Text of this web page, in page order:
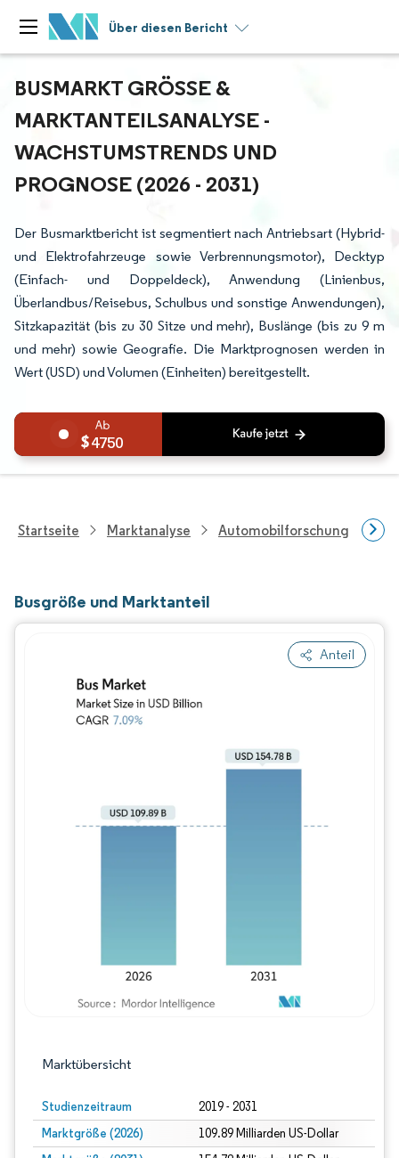
Über diesen Bericht
BUSMARKT GRÖSSE & M
ARKTANTEILSANALYSE - W
ACHSTUMSTRENDS UND P
ROGNOSE (2026 - 2031)
Der Busmarktbericht ist segmentiert nach Antriebsart (Hybrid-
und Elektrofahrzeuge sowie Verbrennungsmotor), Decktyp
(Einfach- und Doppeldeck), Anwendung (Linienbus,
Überlandbus/Reisebus, Schulbus und sonstige Anwendungen),
Sitzkapazität (bis zu 30 Sitze und mehr), Buslänge (bis zu 9 m
und mehr) sowie Geografie. Die Marktprognosen werden in
Wert (USD) und Volumen (Einheiten) bereitgestellt.
4750
Startseite Marktanalyse Automobilforschung
Busgröße und Marktanteil
Anteil
Marktübersicht
Studienzeitraum 2019 - 2031
Marktgröße (2026) 109.89 Milliarden US-Dollar